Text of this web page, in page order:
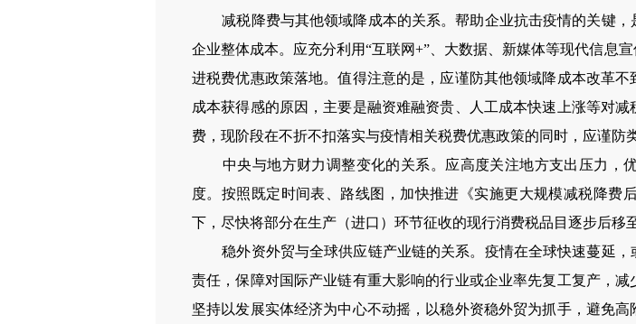
减税降费与其他领域降成本的关系。帮助企业抗击疫情的关键，
企业整体成本。应充分利用“互联网+”、大数据、新媒体等现代信息
进税费优惠政策落地。值得注意的是，应谨防其他领域降成本改革
成本获得感的原因，主要是融资难融资贵、人工成本快速上涨等对
费，现阶段在不折不扣落实与疫情相关税费优惠政策的同时，应谨防
中央与地方财力调整变化的关系。应高度关注地方支出压力，
度。按照既定时间表、路线图，加快推进《实施更大规模减税降费
下，尽快将部分在生产（进口）环节征收的现行消费税品目逐步后移
稳外资外贸与全球供应链产业链的关系。疫情在全球快速蔓延，
责任，保障对国际产业链有重大影响的行业或企业率先复工复产，
坚持以发展实体经济为中心不动摇，以稳外资稳外贸为抓手，避免